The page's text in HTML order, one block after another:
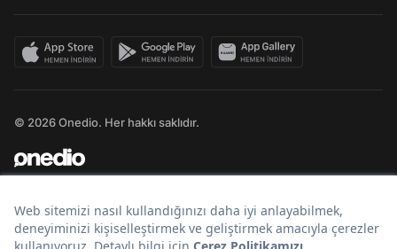
© 2026 Onedio. Her hakkı saklıdır.
Bir markasıdır.